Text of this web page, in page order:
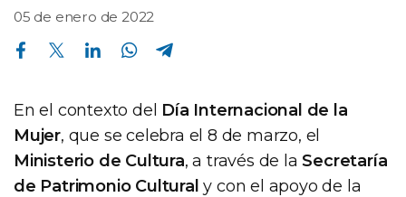
05 de enero de 2022
Compartir en Facebook Compartir en Twitter Compartir en Linkedin Compartir en Whatsapp
En el contexto del Día Internacional de la
Mujer, que se celebra el 8 de marzo, el
Ministerio de Cultura, a través de laSecretaría
de Patrimonio Cultural y con el apoyo de la